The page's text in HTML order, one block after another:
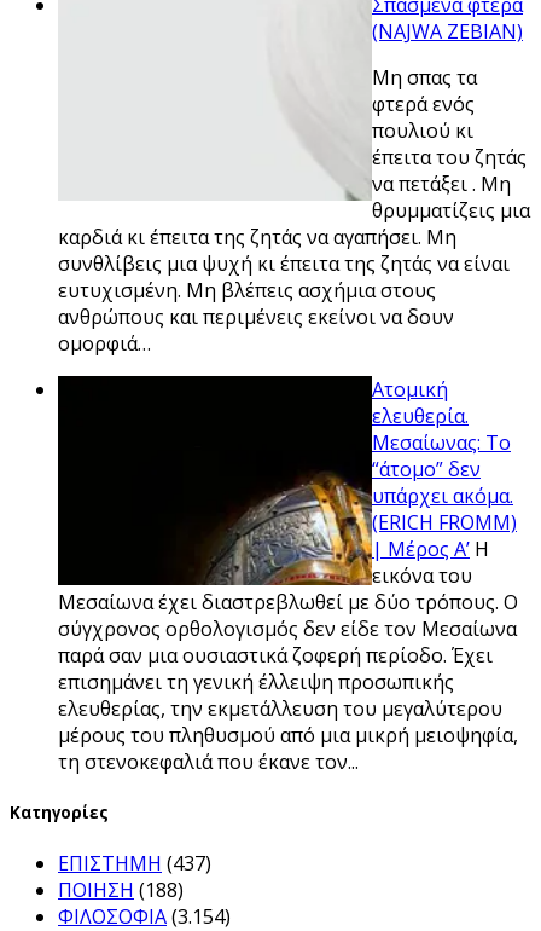
(NAJWA ZEBIAN)
Μη σπας τα
φτερά ενός
πουλιού κι
έπειτα του ζητάς
να πετάξει . Μη
θρυμματίζεις μια
καρδιά κι έπειτα της ζητάς να αγαπήσει. Μη
συνθλίβεις μια ψυχή κι έπειτα της ζητάς να είναι
ευτυχισμένη. Μη βλέπεις ασχήμια στους
ανθρώπους και περιμένεις εκείνοι να δουν
ομορφιά…
Ατομική
ελευθερία.
Μεσαίωνας: Το
“άτομο” δεν
υπάρχει ακόμα.
(ERICH FROMM)
| Μέρος Α’ Η
εικόνα του
Μεσαίωνα έχει διαστρεβλωθεί με δύο τρόπους. Ο
σύγχρονος ορθολογισμός δεν είδε τον Μεσαίωνα
παρά σαν μια ουσιαστικά ζοφερή περίοδο. Έχει
επισημάνει τη γενική έλλειψη προσωπικής
ελευθερίας, την εκμετάλλευση του μεγαλύτερου
μέρους του πληθυσμού από μια μικρή μειοψηφία,
τη στενοκεφαλιά που έκανε τον...
Kατηγορίες
ΕΠΙΣΤΗΜΗ (437)
ΠΟΙΗΣΗ (188)
ΦΙΛΟΣΟΦΙΑ(3.154)